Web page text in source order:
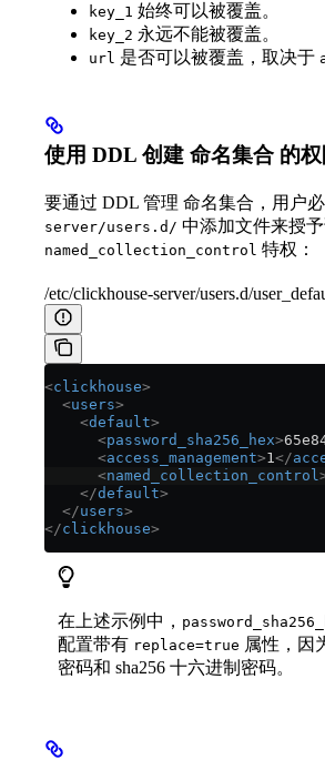
key_1 始终可以被覆盖。
key_2 永远不能被覆盖。
url 是否可以被覆盖，取决于
使用 DDL 创建 命名集合 的
要通过 DDL 管理 命名集合，用户
server/users.d/ 中添加文件来授
named_collection_control 特权：
/etc/clickhouse-server/users.d/
<clickhouse>
  <
users>
    <
default>
      <
password_sha256_hex>
      <
access_management>1 </
      <
named_collection_control
    </
default>
  </
users>
</clickhouse>
在上述示例中，
配置带有 replace=true 属性，因
密码和 sha256 十六进制密码。